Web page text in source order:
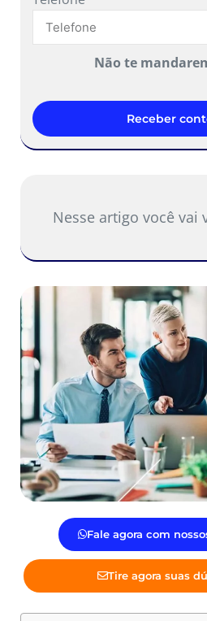
Não te
Receber
Nesse artigo você vai
Fale agora com
Tire agora suas